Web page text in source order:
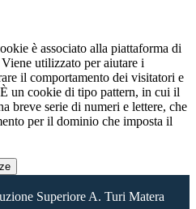
è associato alla piattaforma di
utilizzato per aiutare i
il comportamento dei visitatori e
un cookie di tipo pattern, in cui il
breve serie di numeri e lettere, che
per il dominio che imposta il
Superiore A. Turi Matera